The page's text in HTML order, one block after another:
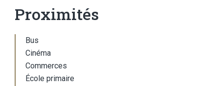
Proximités
Bus
Cinéma
Commerces
École primaire